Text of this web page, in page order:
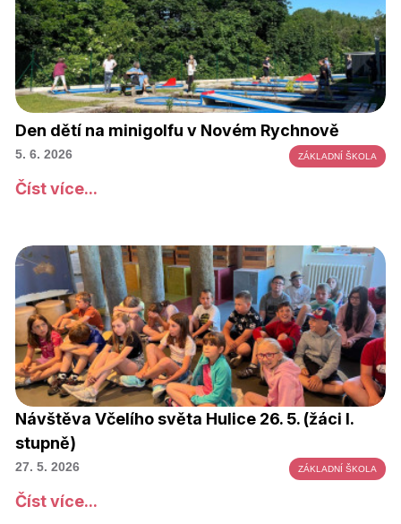
Den dětí na minigolfu v Novém Rychnově
5. 6. 2026 ZÁKLADNÍ ŠKOLA
Číst více...
Návštěva Včelího světa Hulice 26. 5. (žáci I.
stupně)
27. 5. 2026 ZÁKLADNÍ ŠKOLA
Číst více...